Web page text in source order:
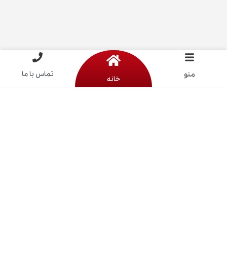
تماس با ما